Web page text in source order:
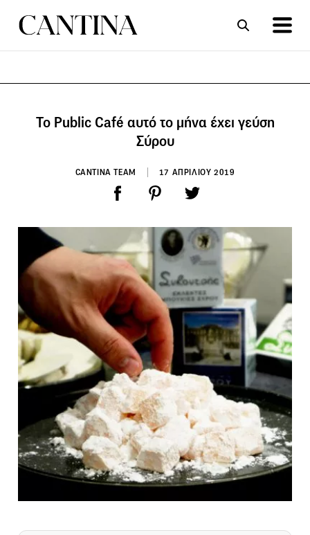
Το Public Café αυτό το μήνα έχει γεύση
Σύρου
CANTINA TEAM 17 ΑΠΡΙΛΙΟΥ 2019